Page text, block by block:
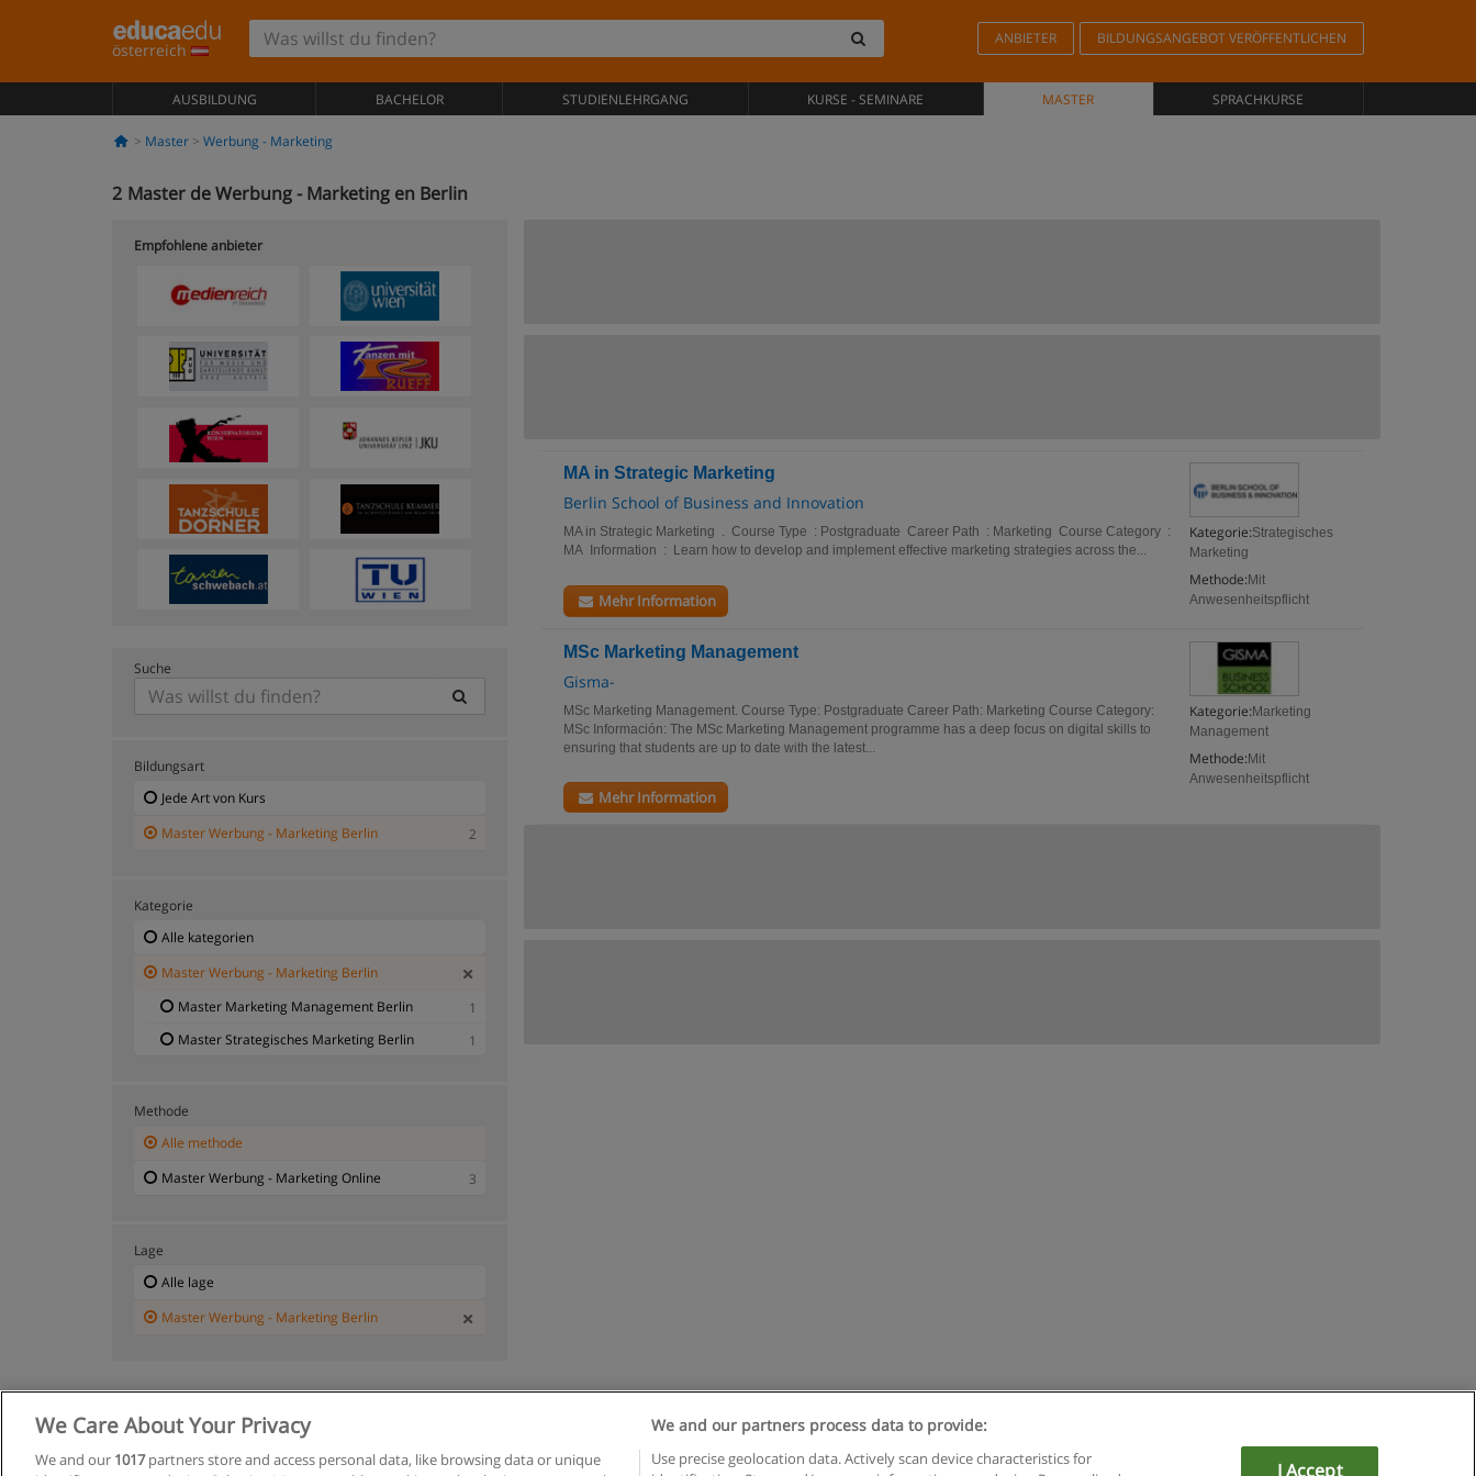
österreich
ANBIETER BILDUNGSANGEBOT VERÖFFENTLICHEN
AUSBILDUNG BACHELOR STUDIENLEHRGANG KURSE - SEMINARE MASTER SPRACHKURSE
Master Werbung - Marketing
2 Master de Werbung - Marketing en Berlin
MA in Strategic Marketing
Berlin School of Business and Innovation
Kategorie:Strategisches
Marketing
Methode: Mit
Anwesenheitspflicht
MA in Strategic Marketing . Course Type : Postgraduate Career Path : Marketing Course Category :
MA Information : Learn how to develop and implement effective marketing strategies across the...
Mehr Information
MSc Marketing Management
Gisma-
Kategorie: Marketing
Management
Methode: Mit
Anwesenheitspflicht
MSc Marketing Management. Course Type: Postgraduate Career Path: Marketing Course Category:
MSc Información: The MSc Marketing Management programme has a deep focus on digital skills to
ensuring that students are up to date with the latest...
Mehr Information
Empfohlene anbieter
Suche
Bildungsart
Jede Art von Kurs
Master Werbung - Marketing Berlin
2
Kategorie
Alle kategorien
Master Werbung - Marketing Berlin
Master Marketing Management Berlin
1
Master Strategisches Marketing Berlin
1
Methode
Alle methode
Master Werbung - Marketing Online
3
Lage
Alle lage
Master Werbung - Marketing Berlin
We Care About Your Privacy
We and our 1017partners store and access personal data, like browsing data or unique
We and our partners process data to provide:
Use precise geolocation data. Actively scan device characteristics for
I Accept